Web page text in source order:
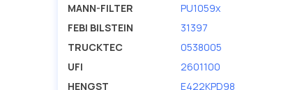
MANN-FILTER
PU1059x
FEBI BILSTEIN
31397
TRUCKTEC
0538005
UFI
2601100
HENGST
E422KPD98